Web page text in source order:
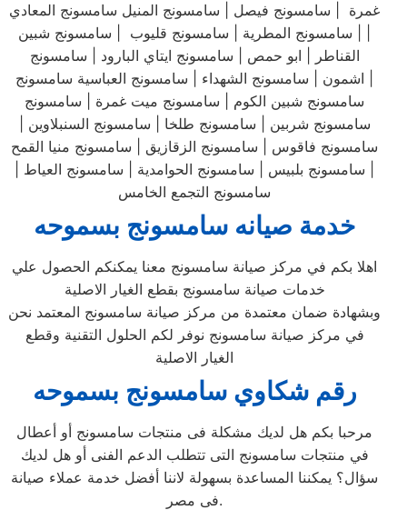
غمرة | سامسونج فيصل | سامسونج المنيل سامسونج المعادي
| | سامسونج المطرية | سامسونج قليوب | سامسونج شبين
القناطر | ابو حمص | سامسونج ايتاي البارود | سامسونج
سامسونج شبين الكوم | سامسونج ميت غمرة | سامسونج
سامسونج شربين | سامسونج طلخا | سامسونج السنبلاوين |
سامسونج فاقوس | سامسونج الزقازيق | سامسونج منيا القمح
| سامسونج بلبيس | سامسونج الحوامدية | سامسونج العياط |
سامسونج التجمع الخامس
خدمة صيانه سامسونج بسموحه
اهلا بكم في مركز صيانة سامسونج معنا يمكنكم الحصول علي
خدمات صيانة سامسونج بقطع الغيار الاصلية
وبشهادة ضمان معتمدة من مركز صيانة سامسونج المعتمد نحن
في مركز صيانة سامسونج نوفر لكم الحلول التقنية وقطع
الغيار الاصلية
رقم شكاوي سامسونج بسموحه
مرحبا بكم هل لديك مشكلة فى منتجات سامسونج أو أعطال
في منتجات سامسونج التى تتطلب الدعم الفنى أو هل لديك
سؤال؟ يمكننا المساعدة بسهولة لاننا أفضل خدمة عملاء صيانة
فى مصر.